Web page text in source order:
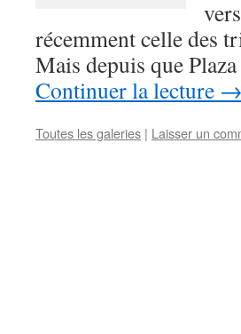
récemment celle des
Mais depuis que
Continuer la lecture →
Toutes les galeries | Laisser un